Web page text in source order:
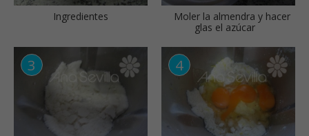
Ingredientes
Moler la almendra y hacer
glas el azúcar